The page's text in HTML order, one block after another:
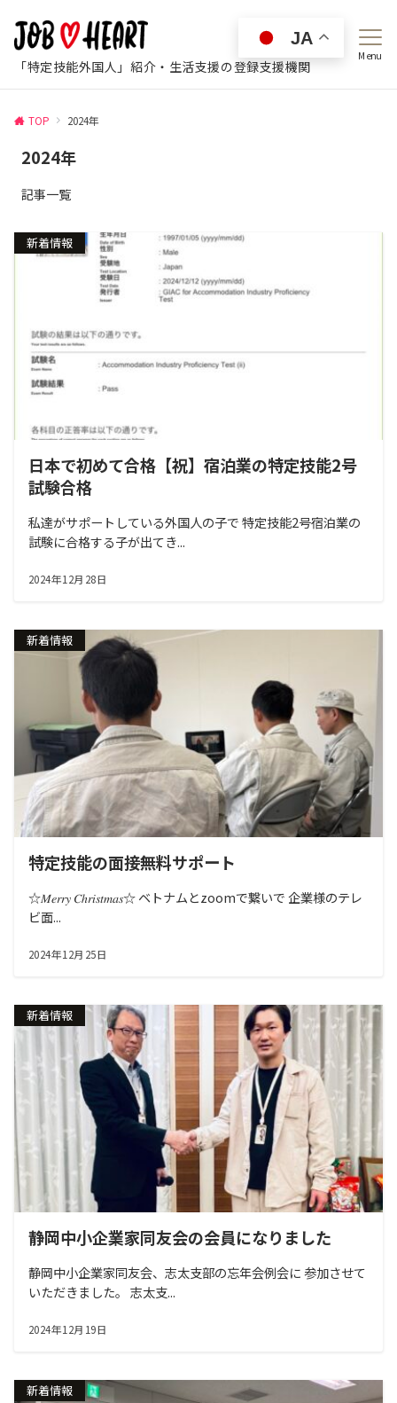
「特定技能外国人」紹介・生活支援の登録支援機関
Menu
TOP 2024年
2024年
記事一覧
新着情報
日本で初めて合格【祝】宿泊業の特定技能2号
試験合格
私達がサポートしている外国人の子で 特定技能2号宿泊業の
試験に合格する子が出てき...
2024年12月28日
新着情報
特定技能の面接無料サポート
☆𝑀𝑒𝑟𝑟𝑦 𝐶ℎ𝑟𝑖𝑠𝑡𝑚𝑎𝑠☆ ベトナムとzoomで繋いで 企業様のテレ
ビ面...
2024年12月25日
新着情報
静岡中小企業家同友会の会員になりました
静岡中小企業家同友会、志太支部の忘年会例会に 参加させて
いただきました。 志太支...
2024年12月19日
新着情報
JA